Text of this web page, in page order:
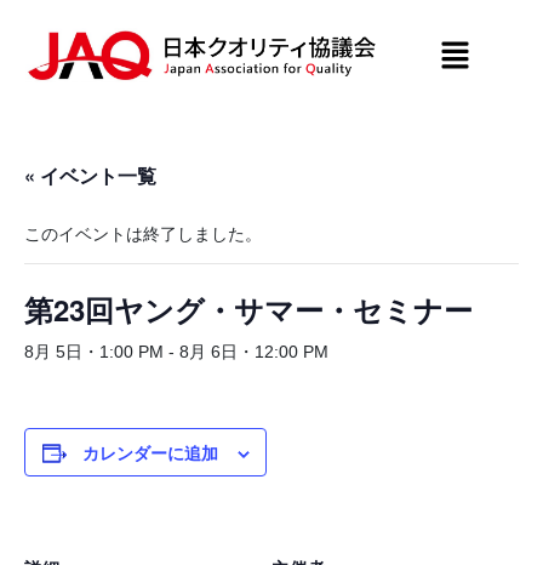
« イベント一覧
このイベントは終了しました。
第23回ヤング・サマー・セミナー
8月 5日・1:00 PM - 8月 6日・12:00 PM
カレンダーに追加